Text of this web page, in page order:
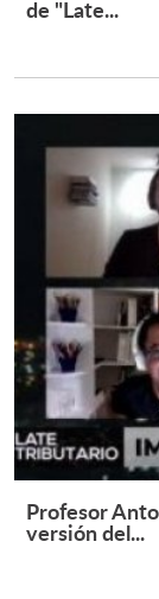
de "Late...
Profesor
versión del...